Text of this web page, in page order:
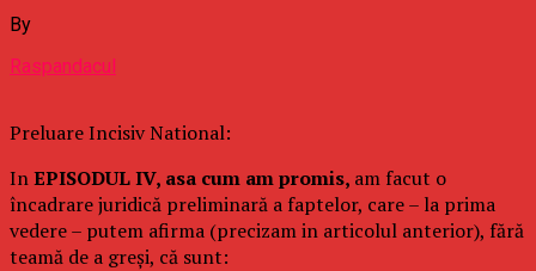
By
Raspandacul
Preluare Incisiv National:
InEPISODUL IV, asa cum am promis, am facut o
încadrare juridică preliminară a faptelor, care – la prima
vedere – putem afirma (precizam in articolul anterior), fără
teamă de a greși, că sunt: